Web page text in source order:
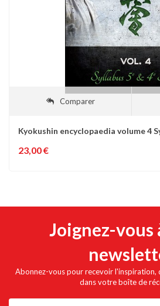
Comparer
Kyokushin encyclopaedia volume 4
23,00 €
Joignez-vous
Abonnez-vous pour recevoir l'inspiration,
dans votre boîte de